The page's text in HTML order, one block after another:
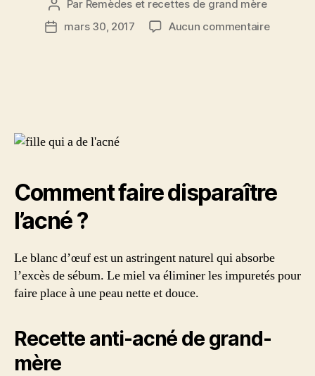
Auteur
de
l’article
Par Remèdes et recettes de grand mère
Datemars 30, 2017 Aucun commentairesur
Comment faire disparaître
l’acné ?
Le blanc d’œuf est un astringent naturel qui absorbe
l’excès de sébum. Le miel va éliminer les impuretés pour
faire place à une peau nette et douce.
Recette anti-acné de grand-
mère